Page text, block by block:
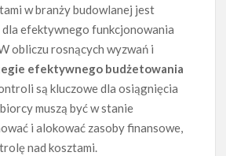
w branży budowlanej jest
efektywnego funkcjonowania
obliczu rosnących wyzwań i
efektywnego budżetowania
są kluczowe dla osiągnięcia
muszą być w stanie
i alokować zasoby finansowe,
nad kosztami.